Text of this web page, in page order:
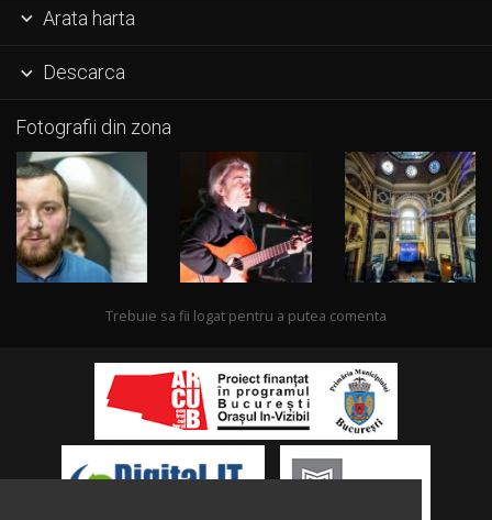
 Arata harta
 Descarca
Fotografii din zona
Trebuie sa fii logat pentru a putea comenta